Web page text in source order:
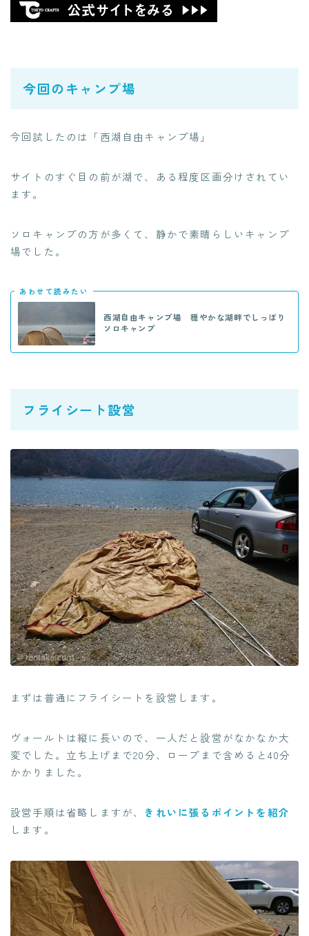
今回のキャンプ場
今回試したのは「西湖自由キャンプ場」
サイトのすぐ目の前が湖で、ある程度区画分けされてい
ます。
ソロキャンプの方が多くて、静かで素晴らしいキャンプ
場でした。
あわせて読みたい
西湖自由キャンプ場 穏やかな湖畔でしっぽり
ソロキャンプ
フライシート設営
まずは普通にフライシートを設営します。
ヴォールトは縦に長いので、一人だと設営がなかなか大
変でした。立ち上げまで20分、ロープまで含めると40分
かかりました。
設営手順は省略しますが、 きれいに張るポイントを紹介
します。